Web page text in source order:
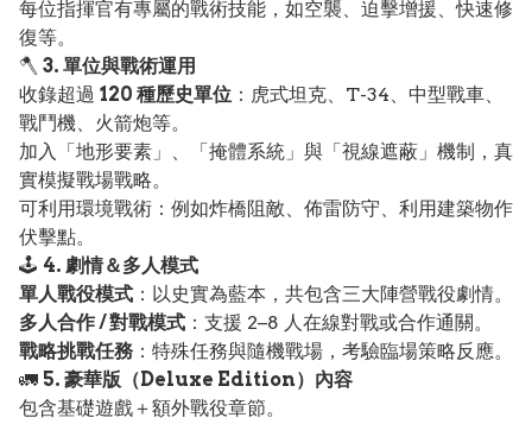
每位指揮官有專屬的戰術技能，如空襲、迫擊增援、快速修
復等。
🪓 3. 單位與戰術運用
收錄超過 120 種歷史單位 ：虎式坦克、T-34、中型戰車、
戰鬥機、火箭炮等。
加入「地形要素」、「掩體系統」與「視線遮蔽」機制，真
實模擬戰場戰略。
可利用環境戰術：例如炸橋阻敵、佈雷防守、利用建築物作
伏擊點。
🕹️ 4. 劇情＆多人模式
單人戰役模式 ：以史實為藍本，共包含三大陣營戰役劇情。
多人合作 / 對戰模式 ：支援 2–8 人在線對戰或合作通關。
戰略挑戰任務 ：特殊任務與隨機戰場，考驗臨場策略反應。
🚛 5. 豪華版（Deluxe Edition）內容
包含基礎遊戲＋額外戰役章節。